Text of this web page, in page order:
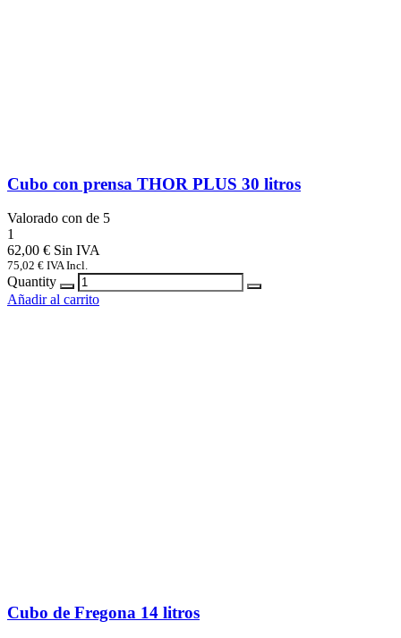
Cubo con prensa THOR PLUS 30 litros
Valorado con de 5
1
62,00 €
75,02 € IVA Incl.
Quantity
Añadir al carrito
Cubo de Fregona 14 litros